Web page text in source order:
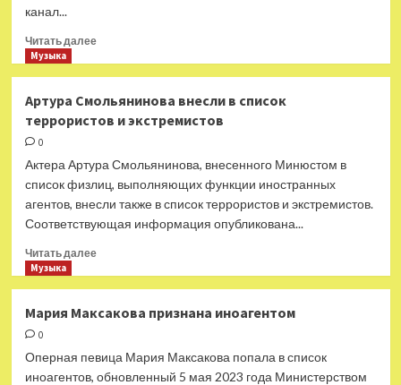
канал...
Читать далееПрочитать
Галкин*
и
оспаривают
статус
иноагентов
в
суде
Музыка
Артура Смольянинова внесли в список
террористов и экстремистов
0
Актера Артура Смольянинова, внесенного Минюстом в
список физлиц, выполняющих функции иностранных
агентов, внесли также в список террористов и экстремистов.
Соответствующая информация опубликована...
Читать далееПрочитать
Смольянинова
в
список
Музыка
Мария Максакова признана иноагентом
0
Оперная певица Мария Максакова попала в список
иноагентов, обновленный 5 мая 2023 года Министерством